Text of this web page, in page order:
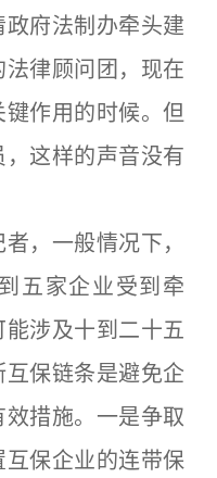
府法制办牵头建
律顾问团，现在
作用的时候。但
这样的声音没有
，一般情况下，
五家企业受到牵
涉及十到二十五
保链条是避免企
措施。一是争取
保企业的连带保